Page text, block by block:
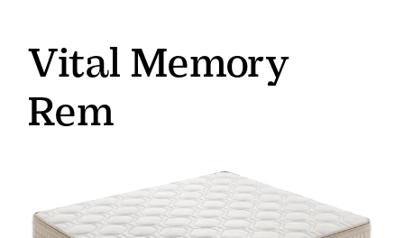
Vital Memory
Rem